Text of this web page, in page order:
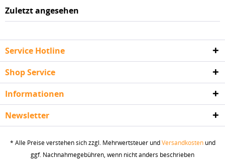
Zuletzt angesehen
Service Hotline
Shop Service
Informationen
Newsletter
* Alle Preise verstehen sich zzgl. Mehrwertsteuer undVersandkostenund
ggf. Nachnahmegebühren, wenn nicht anders beschrieben